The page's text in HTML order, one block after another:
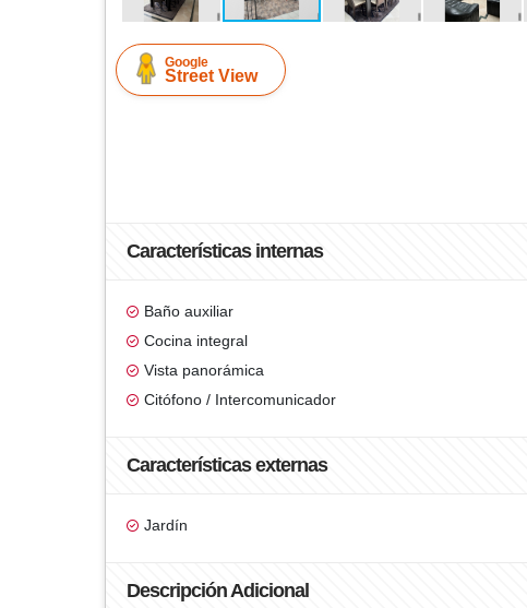
Google
Street View
Características internas
Baño auxiliar
Cocina integral
Vista panorámica
Citófono / Intercomunicador
Características externas
Jardín
Descripción Adicional